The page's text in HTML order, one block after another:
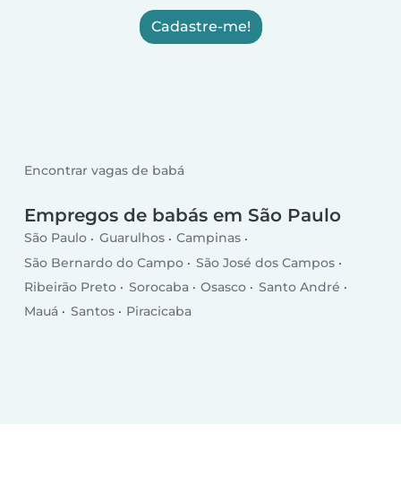
Cadastre-me!
Encontrar vagas de babá
Empregos de babás em São Paulo
São Paulo Guarulhos
Campinas
São Bernardo do Campo
São José dos Campos
Ribeirão Preto
Sorocaba Osasco
Santo André
Mauá
Santos Piracicaba